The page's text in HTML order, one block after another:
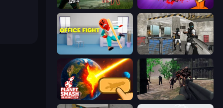
Death City Zombie Invasion Load Up and Kill
Bullet Fury 2
Planet Smash Destruction Sudden Attack